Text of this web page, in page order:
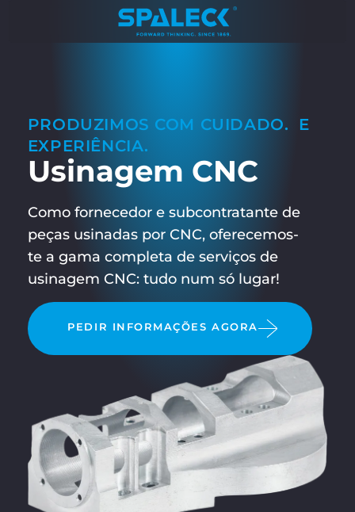
PRODUZIMOS COM CUIDADO. E
EXPERIÊNCIA.
Usinagem CNC
Como fornecedor e subcontratante de
peças usinadas por CNC, oferecemos-
te a gama completa de serviços de
usinagem CNC: tudo num só lugar!
PEDIR INFORMAÇÕES AGORA